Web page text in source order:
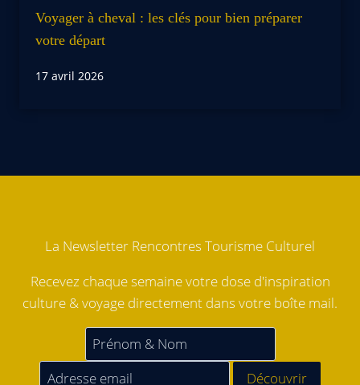
Voyager à cheval : les clés pour bien préparer
votre départ
17 avril 2026
La Newsletter Rencontres Tourisme Culturel
Recevez chaque semaine votre dose d'inspiration
culture & voyage directement dans votre boîte mail.